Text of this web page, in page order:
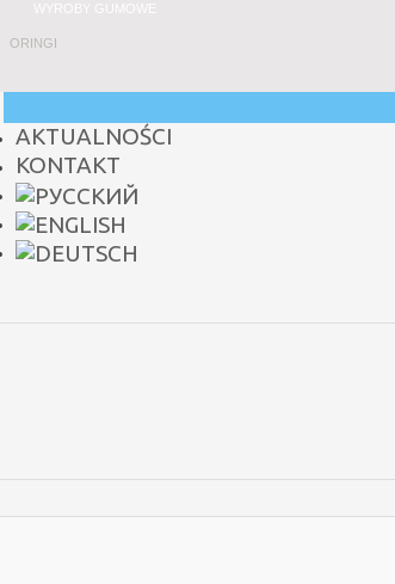
WYROBY GUMOWE
ORINGI
AKTUALNOŚCI
KONTAKT